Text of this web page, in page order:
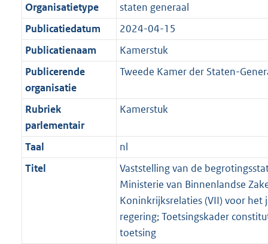
Organisatietype
staten generaal
Publicatiedatum
2024-04-15
Publicatienaam
Kamerstuk
Publicerende
organisatie
Tweede Kamer der Staten-
Rubriek
parlementair
Kamerstuk
Taal
nl
Titel
Vaststelling van de
Ministerie van Binnenlandse
Koninkrijksrelaties (VII) voor het
regering; Toetsingskader
toetsing